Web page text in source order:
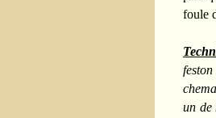
foule
un